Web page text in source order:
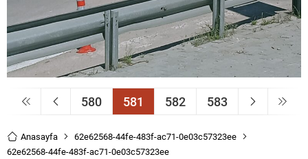
580 581 582 583
Anasayfa
62e62568-44fe-483f-ac71-0e03c57323ee
62e62568-44fe-483f-ac71-0e03c57323ee